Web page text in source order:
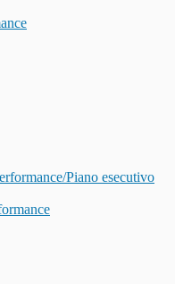
Piano esecutivo